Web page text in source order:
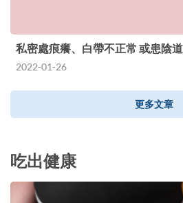
私密處痕癢、白帶不正常 或患陰
2022-01-26
更多文章
吃出健康